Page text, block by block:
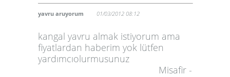
yavru aruyorum 01/03/2012 08:12
kangal yavru almak istiyorum ama
fiyatlardan haberim yok lütfen
yardımcıolurmusunuz
Misafir -